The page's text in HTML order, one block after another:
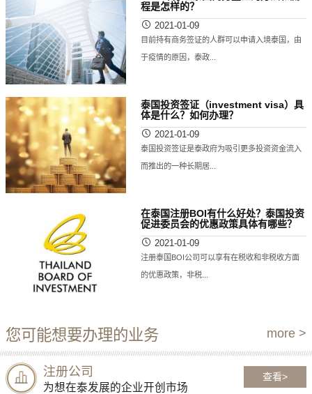
程是怎样的？
2021-01-09
目前持有商务签证的人群可以申请入境泰国，由
于疫情的原因，泰政...
泰国投资签证（investment visa）具
体是什么？如何办理？
2021-01-09
泰国投资签证是泰政府为吸引更多投资资金流入
而推出的一种长期居...
在泰国注册BOI有什么好处？泰国投资
促进委员会的优惠政策具体有哪些？
2021-01-09
注册泰国BOI公司可以享有在税收和非税收方面
的优惠政策，非税...
您可能想要办理的业务 more >
注册公司
为想在泰发展的企业开创市场
查看>